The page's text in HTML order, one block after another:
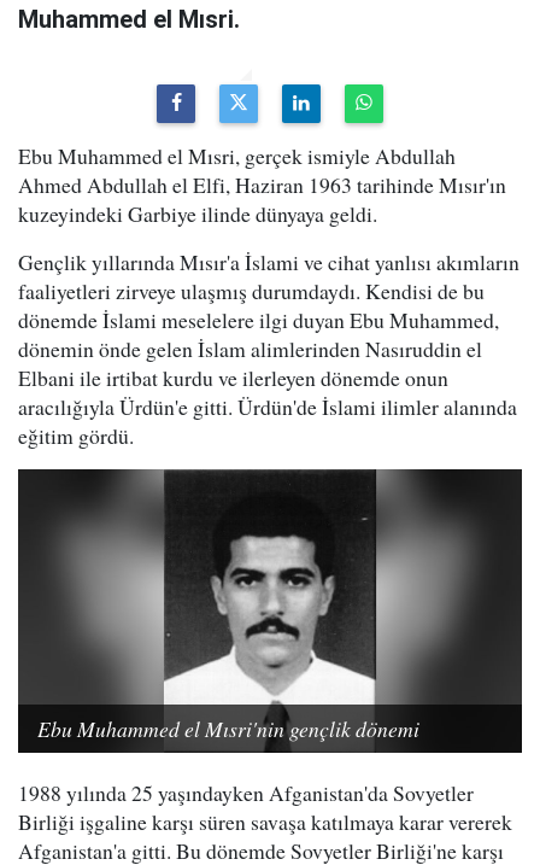
Muhammed el Mısri.
Ebu Muhammed el Mısri, gerçek ismiyle Abdullah
Ahmed Abdullah el Elfi, Haziran 1963 tarihinde Mısır'ın
kuzeyindeki Garbiye ilinde dünyaya geldi.
Gençlik yıllarında Mısır'a İslami ve cihat yanlısı akımların
faaliyetleri zirveye ulaşmış durumdaydı. Kendisi de bu
dönemde İslami meselelere ilgi duyan Ebu Muhammed,
dönemin önde gelen İslam alimlerinden Nasıruddin el
Elbani ile irtibat kurdu ve ilerleyen dönemde onun
aracılığıyla Ürdün'e gitti. Ürdün'de İslami ilimler alanında
eğitim gördü.
Ebu Muhammed el Mısri'nin gençlik dönemi
1988 yılında 25 yaşındayken Afganistan'da Sovyetler
Birliği işgaline karşı süren savaşa katılmaya karar vererek
Afganistan'a gitti. Bu dönemde Sovyetler Birliği'ne karşı